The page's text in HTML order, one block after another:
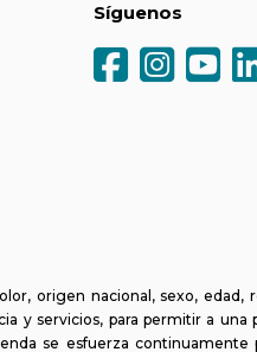
Síguenos
origen nacional, sexo, edad,
y servicios, para permitir a una
se esfuerza continuamente